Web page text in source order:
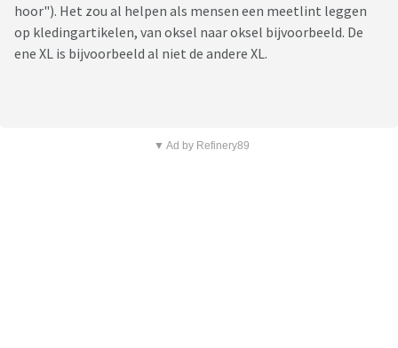
hoor"). Het zou al helpen als mensen een meetlint leggen
op kledingartikelen, van oksel naar oksel bijvoorbeeld. De
ene XL is bijvoorbeeld al niet de andere XL.
▼ Ad by Refinery89